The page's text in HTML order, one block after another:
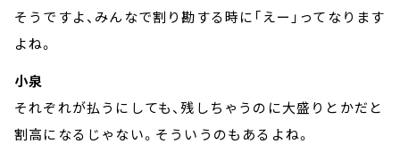
そうですよ、みんなで割り勘する時に「えー」ってなります
よね。
小泉
それぞれが払うにしても、残しちゃうのに大盛りとかだと
割高になるじゃない。そういうのもあるよね。